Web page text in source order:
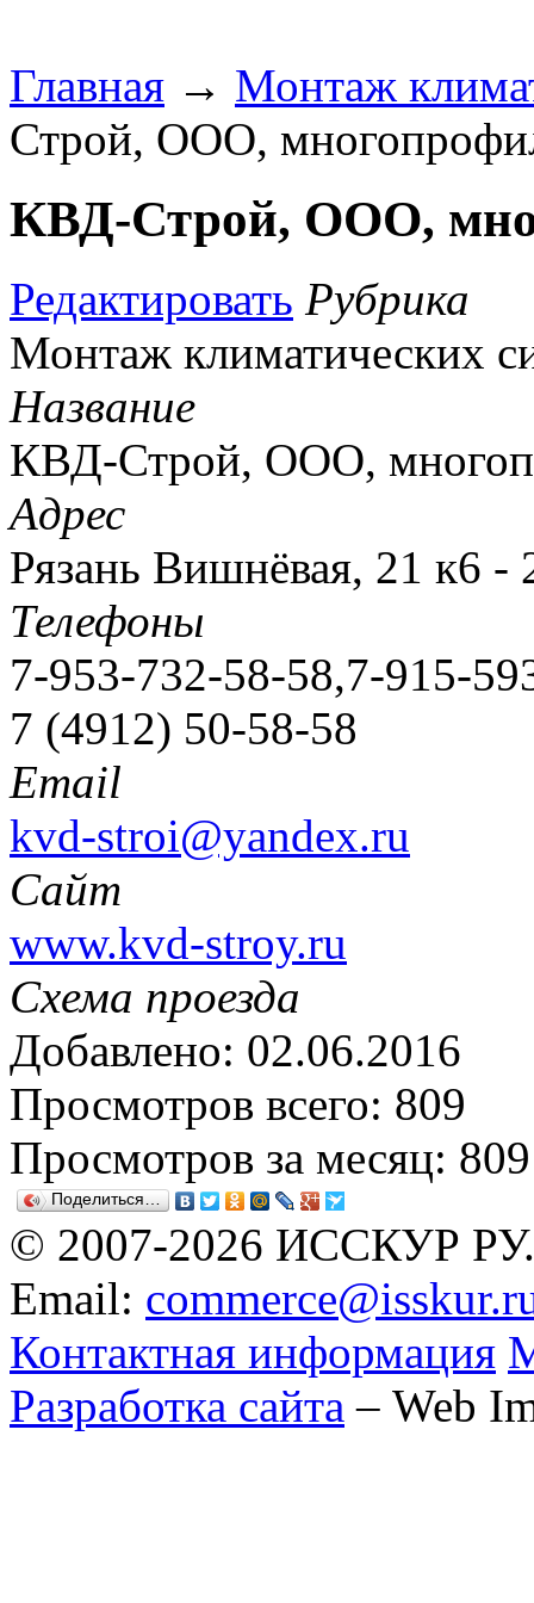
Главная → Монтаж
Строй, ООО,
КВД-Строй, ООО,
Редактировать Рубрика
Монтаж климатических
Название
КВД-Строй, ООО,
Адрес
Рязань Вишнёвая, 21 к6 -
Телефоны
7-953-732-58-58,7-915-
7 (4912) 50-58-58
Email
kvd-stroi@yandex.ru
Сайт
www.kvd-stroy.ru
Схема проезда
Добавлено: 02.06.2016
Просмотров всего: 809
Просмотров за месяц: 809
Поделиться…
© 2007-2026 ИССКУР РУ.
Email:
Контактная информация
Разработка сайта – Web